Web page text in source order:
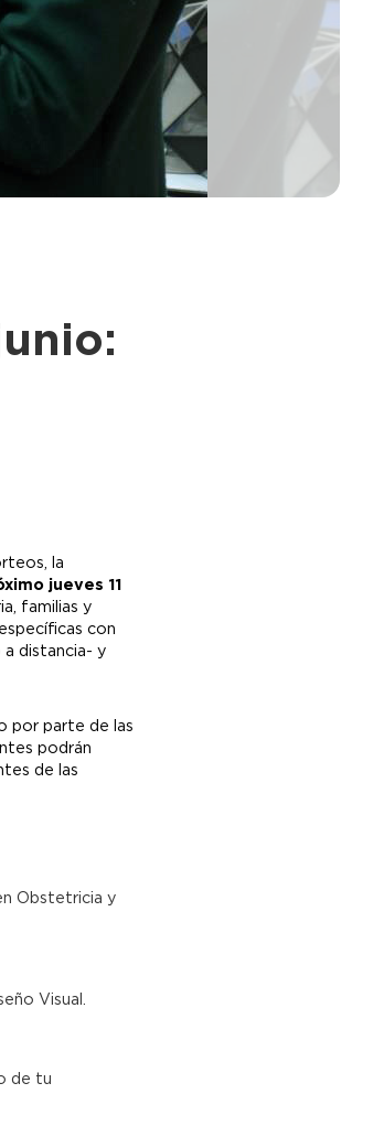
la
jueves 11
familias y
con
distancia- y
por parte de las
podrán
de las
Obstetricia y
Visual.
de tu